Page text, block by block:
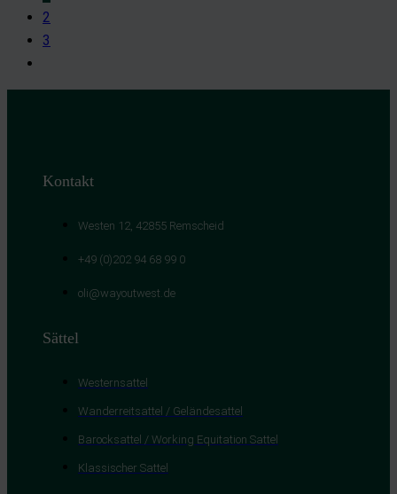
2
3
Kontakt
Westen 12, 42855 Remscheid
+49 (0)202 94 68 99 0
oli@wayoutwest.de
Sättel
Westernsattel
Wanderreitsattel / Geländesattel
Barocksattel / Working Equitation Sattel
Klassischer Sattel